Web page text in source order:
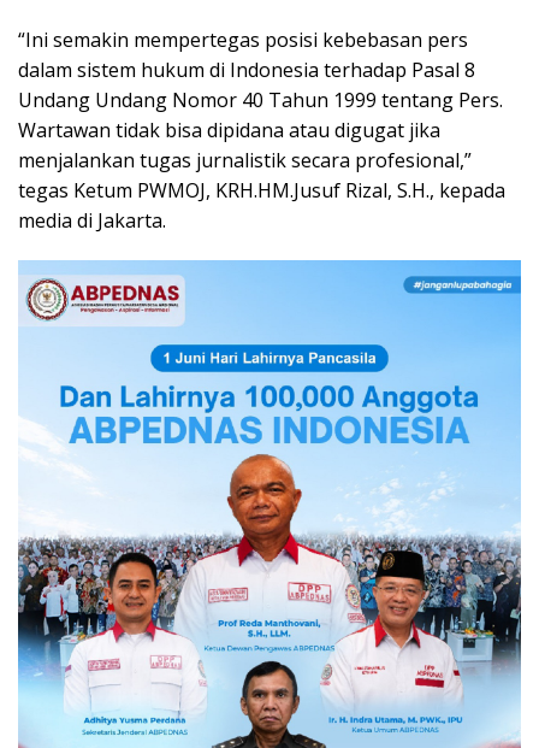
“Ini semakin mempertegas posisi kebebasan pers
dalam sistem hukum di Indonesia terhadap Pasal 8
Undang Undang Nomor 40 Tahun 1999 tentang Pers.
Wartawan tidak bisa dipidana atau digugat jika
menjalankan tugas jurnalistik secara profesional,”
tegas Ketum PWMOJ, KRH.HM.Jusuf Rizal, S.H., kepada
media di Jakarta.